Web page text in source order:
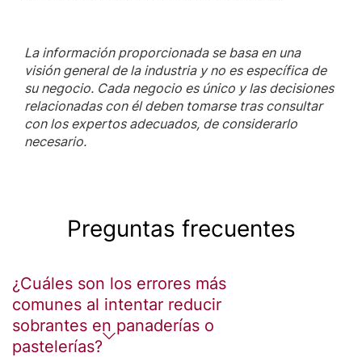
La información proporcionada se basa en una
visión general de la industria y no es específica de
su negocio. Cada negocio es único y las decisiones
relacionadas con él deben tomarse tras consultar
con los expertos adecuados, de considerarlo
necesario.
Preguntas frecuentes
¿Cuáles son los errores más
comunes al intentar reducir
sobrantes en panaderías o
pastelerías?